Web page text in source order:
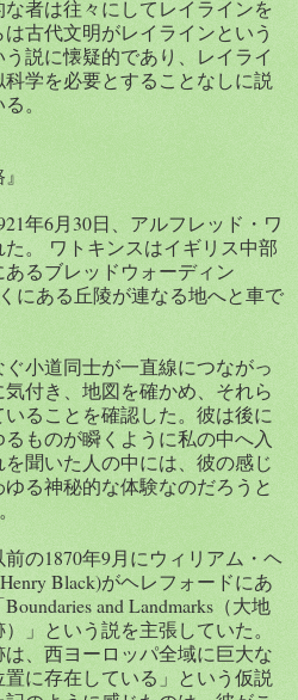
者は往々にしてレイラインを
古代文明がレイラインという
説に懐疑的であり、レイライ
学を必要とすることなしに説
。
年6月30日、アルフレッド・ワ
。 ワトキンスはイギリス中部
るブレッドウォーディン
にある丘陵が連なる地へと車で
小道同士が一直線につながっ
付き、地図を確かめ、それら
ることを確認した。彼は後に
ものが瞬くように私の中へ入
聞いた人の中には、彼の感じ
る神秘的な体験なのだろうと
の1870年9月にウィリアム・ヘ
Black)がヘレフォードにあ
and Landmarks（大地
」という説を主張していた。
、西ヨーロッパ全域に巨大な
に存在している」という仮説